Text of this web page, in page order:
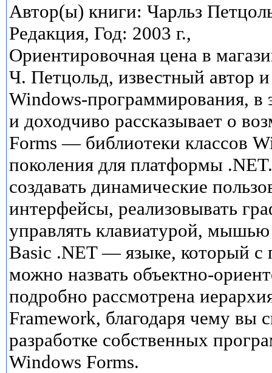
Автор(ы) книги: Чарльз
Редакция, Год: 2003 г.,
Ориентировочная цена в
Ч. Петцольд, известный автор
Windows-программирования, в
и доходчиво рассказывает о
Forms — библиотеки классов
поколения для платформы
создавать динамические
интерфейсы, реализовывать
управлять клавиатурой,
Basic .NET — языке, который
можно назвать объектно-
подробно рассмотрена
Framework, благодаря чему вы
разработке собственных
Windows Forms.